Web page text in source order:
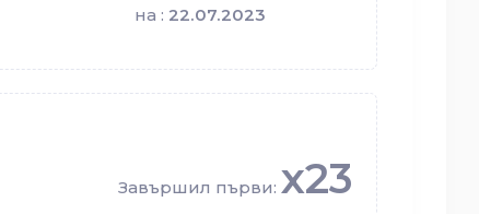
на : 22.07.2023
Завършил първи: x23